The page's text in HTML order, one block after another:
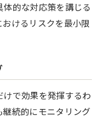
的な対応策を講じる
けるリスクを最小限
で効果を発揮するわ
続的にモニタリング